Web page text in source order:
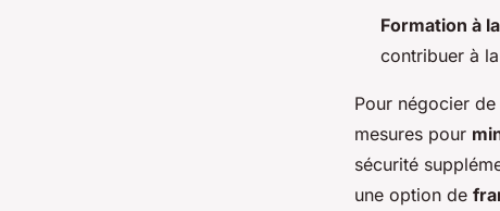
Formation à
contribuer à
Pour négocier
mesures pour
sécurité
une option de